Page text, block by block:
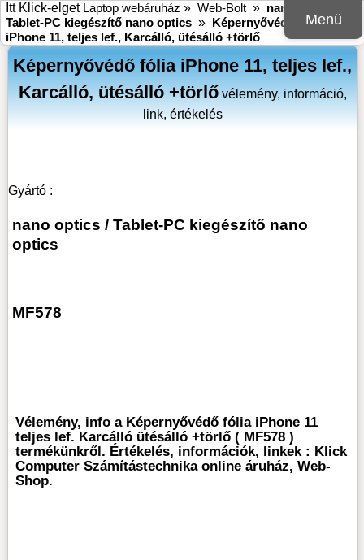
Menü
Itt Klick-elget Laptop webáruház » Web-Bolt » nano optics
Tablet-PC kiegészítő nano optics » Képernyővédő fólia
iPhone 11, teljes lef., Karcálló, ütésálló +törlő
Képernyővédő fólia iPhone 11, teljes lef.,
Karcálló, ütésálló +törlővélemény, információ,
link, értékelés
Gyártó :
nano optics / Tablet-PC kiegészítő nano
optics
MF578
Vélemény, info a Képernyővédő fólia iPhone 11
teljes lef. Karcálló ütésálló +törlő ( MF578 )
termékünkről. Értékelés, információk, linkek : Klick
Computer Számítástechnika online áruház, Web-
Shop.